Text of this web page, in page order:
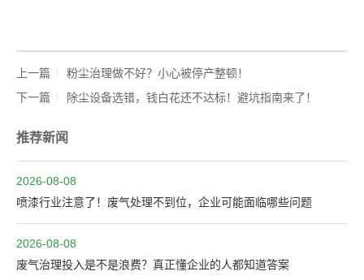
上一篇
粉尘治理做不好？小心被停产整顿！
下一篇
除尘设备选错，钱白花还不达标！避坑指南来了！
推荐新闻
2026-08-08
喷漆行业注意了！废气处理不到位，企业可能面临哪些问题
2026-08-08
废气治理投入是不是浪费？真正懂企业的人都知道答案